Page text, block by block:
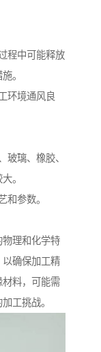
程中可能释放
。
环境通风良
璃、橡胶、
。
和参数。
物理和化学特
确保加工精
料，可能需
工挑战。